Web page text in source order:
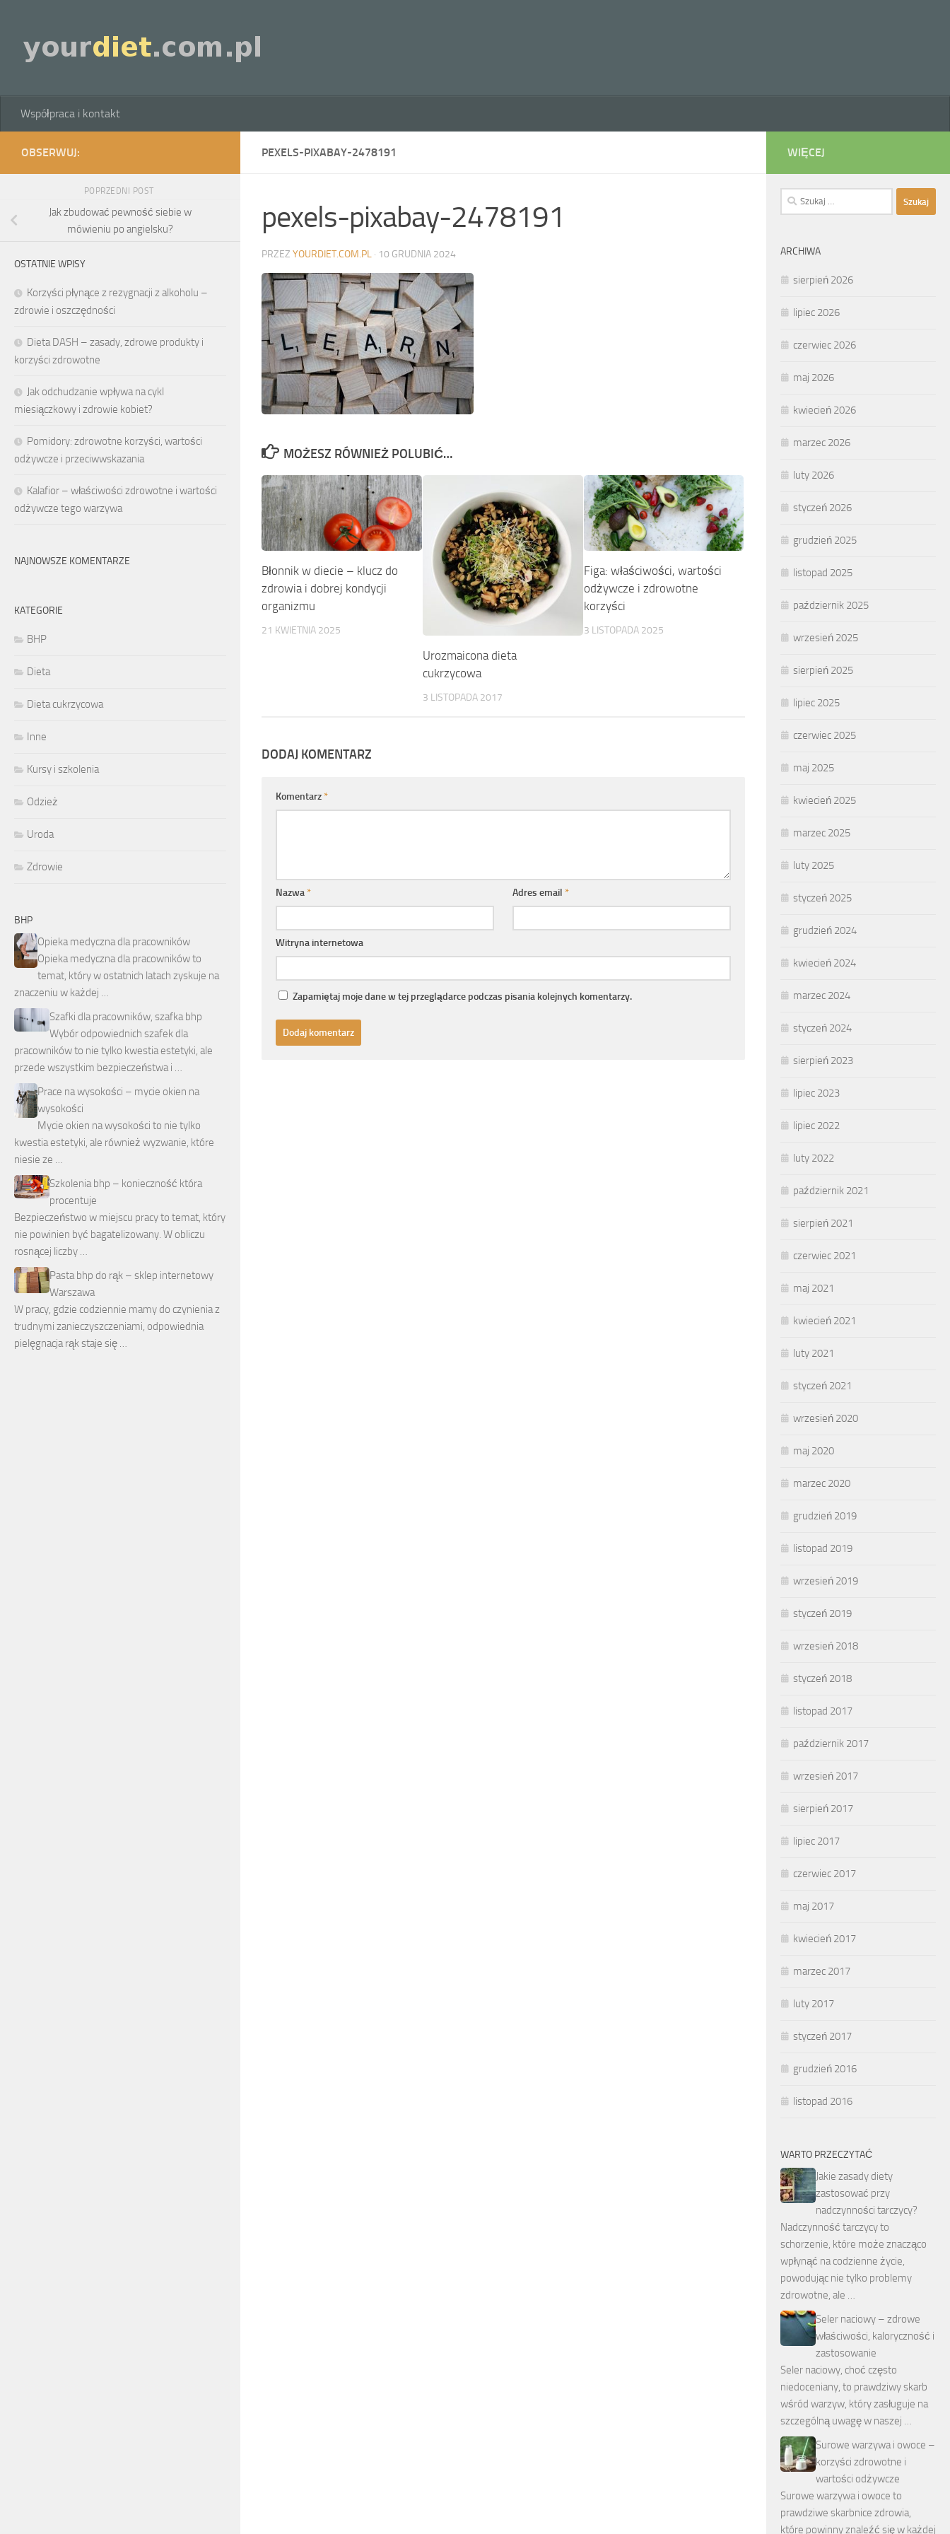
Współpraca i kontakt
PEXELS-PIXABAY-2478191
pexels-pixabay-2478191
PRZEZ YOURDIET.COM.PL · 10 GRUDNIA 2024
MOŻESZ RÓWNIEŻ POLUBIĆ…
Błonnik w diecie – klucz do
zdrowia i dobrej kondycji
organizmu
21 KWIETNIA 2025
Urozmaicona dieta
cukrzycowa
3 LISTOPADA 2017
Figa: właściwości, wartości
odżywcze i zdrowotne
korzyści
3 LISTOPADA 2025
DODAJ KOMENTARZ
Komentarz *
Nazwa * Adres email *
Witryna internetowa
Zapamiętaj moje dane w tej przeglądarce podczas pisania kolejnych komentarzy.
OBSERWUJ:
POPRZEDNI POST
Jak zbudować pewność siebie w
mówieniu po angielsku?
OSTATNIE WPISY
Korzyści płynące z rezygnacji z alkoholu –
zdrowie i oszczędności
Dieta DASH – zasady, zdrowe produkty i
korzyści zdrowotne
Jak odchudzanie wpływa na cykl
miesiączkowy i zdrowie kobiet?
Pomidory: zdrowotne korzyści, wartości
odżywcze i przeciwwskazania
Kalafior – właściwości zdrowotne i wartości
odżywcze tego warzywa
NAJNOWSZE KOMENTARZE
KATEGORIE
BHP
Dieta
Dieta cukrzycowa
Inne
Kursy i szkolenia
Odzież
Uroda
Zdrowie
BHP
Opieka medyczna dla pracowników
Opieka medyczna dla pracowników to
temat, który w ostatnich latach zyskuje na
znaczeniu w każdej …
Szafki dla pracowników, szafka bhp
Wybór odpowiednich szafek dla
pracowników to nie tylko kwestia estetyki, ale
przede wszystkim bezpieczeństwa i …
Prace na wysokości – mycie okien na
wysokości
Mycie okien na wysokości to nie tylko
kwestia estetyki, ale również wyzwanie, które
niesie ze …
Szkolenia bhp – konieczność która
procentuje
Bezpieczeństwo w miejscu pracy to temat, który
nie powinien być bagatelizowany. W obliczu
rosnącej liczby …
Pasta bhp do rąk – sklep internetowy
Warszawa
W pracy, gdzie codziennie mamy do czynienia z
trudnymi zanieczyszczeniami, odpowiednia
pielęgnacja rąk staje się …
WIĘCEJ
Szukaj:
ARCHIWA
sierpień 2026
lipiec 2026
czerwiec 2026
maj 2026
kwiecień 2026
marzec 2026
luty 2026
styczeń 2026
grudzień 2025
listopad 2025
październik 2025
wrzesień 2025
sierpień 2025
lipiec 2025
czerwiec 2025
maj 2025
kwiecień 2025
marzec 2025
luty 2025
styczeń 2025
grudzień 2024
kwiecień 2024
marzec 2024
styczeń 2024
sierpień 2023
lipiec 2023
lipiec 2022
luty 2022
październik 2021
sierpień 2021
czerwiec 2021
maj 2021
kwiecień 2021
luty 2021
styczeń 2021
wrzesień 2020
maj 2020
marzec 2020
grudzień 2019
listopad 2019
wrzesień 2019
styczeń 2019
wrzesień 2018
styczeń 2018
listopad 2017
październik 2017
wrzesień 2017
sierpień 2017
lipiec 2017
czerwiec 2017
maj 2017
kwiecień 2017
marzec 2017
luty 2017
styczeń 2017
grudzień 2016
listopad 2016
WARTO PRZECZYTAĆ
Jakie zasady diety
zastosować przy
nadczynności tarczycy?
Nadczynność tarczycy to
schorzenie, które może znacząco
wpłynąć na codzienne życie,
powodując nie tylko problemy
zdrowotne, ale …
Seler naciowy – zdrowe
właściwości, kaloryczność i
zastosowanie
Seler naciowy, choć często
niedoceniany, to prawdziwy skarb
wśród warzyw, który zasługuje na
szczególną uwagę w naszej …
Surowe warzywa i owoce –
korzyści zdrowotne i
wartości odżywcze
Surowe warzywa i owoce to
prawdziwe skarbnice zdrowia,
które powinny znaleźć się w każdej